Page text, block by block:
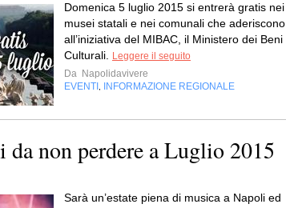
Domenica 5 luglio 2015 si entrerà gratis nei
musei statali e nei comunali che aderiscono
all’iniziativa del MIBAC, il Ministero dei Beni
Culturali.
Leggere il seguito
Da Napolidavivere
EVENTI
INFORMAZIONE REGIONALE
da non perdere a Luglio 2015
Sarà un’estate piena di musica a Napoli ed